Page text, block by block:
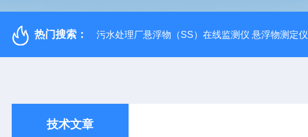
热门搜索： 污水处理厂悬浮物（SS）在线监测仪 悬浮物测定仪
技术文章